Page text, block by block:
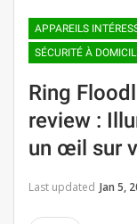
SÉCURITÉ À
Ring
review :
un œil sur
Last updated Jan 5,